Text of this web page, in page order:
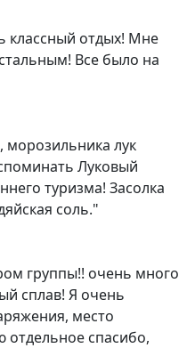
классный отдых! Мне
Все было на
морозильника лук
Луковый
туризма! Засолка
соль."
группы!! очень много
сплав! Я очень
место
спасибо,